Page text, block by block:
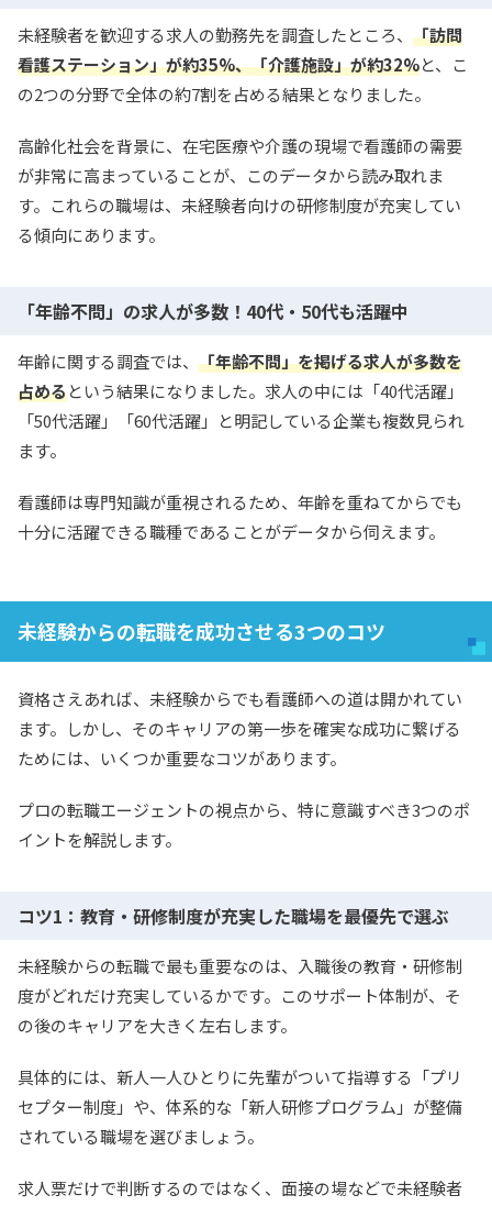
未経験者を歓迎する求人の勤務先を調査したところ、 「訪問
看護ステーション」が約35%、「介護施設」が約32%と、こ
の2つの分野で全体の約7割を占める結果となりました。
高齢化社会を背景に、在宅医療や介護の現場で看護師の需要
が非常に高まっていることが、このデータから読み取れま
す。これらの職場は、未経験者向けの研修制度が充実してい
る傾向にあります。
「年齢不問」の求人が多数！40代・50代も活躍中
年齢に関する調査では、 「年齢不問」を掲げる求人が多数を
占めるという結果になりました。求人の中には「40代活躍」
「50代活躍」「60代活躍」と明記している企業も複数見られ
ます。
看護師は専門知識が重視されるため、年齢を重ねてからでも
十分に活躍できる職種であることがデータから伺えます。
未経験からの転職を成功させる3つのコツ
資格さえあれば、未経験からでも看護師への道は開かれてい
ます。しかし、そのキャリアの第一歩を確実な成功に繋げる
ためには、いくつか重要なコツがあります。
プロの転職エージェントの視点から、特に意識すべき3つのポ
イントを解説します。
コツ1：教育・研修制度が充実した職場を最優先で選ぶ
未経験からの転職で最も重要なのは、入職後の教育・研修制
度がどれだけ充実しているかです。このサポート体制が、そ
の後のキャリアを大きく左右します。
具体的には、新人一人ひとりに先輩がついて指導する「プリ
セプター制度」や、体系的な「新人研修プログラム」が整備
されている職場を選びましょう。
求人票だけで判断するのではなく、面接の場などで未経験者